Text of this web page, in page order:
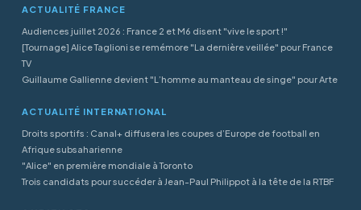
ACTUALITÉ FRANCE
Audiences juillet 2026 : France 2 et M6 disent "vive le sport !"
[Tournage] Alice Taglioni se remémore "La dernière veillée" pour France
TV
Guillaume Gallienne devient "L’homme au manteau de singe" pour Arte
ACTUALITÉ INTERNATIONAL
Droits sportifs : Canal+ diffusera les coupes d’Europe de football en
Afrique subsaharienne
"Alice" en première mondiale à Toronto
Trois candidats pour succéder à Jean-Paul Philippot à la tête de la RTBF